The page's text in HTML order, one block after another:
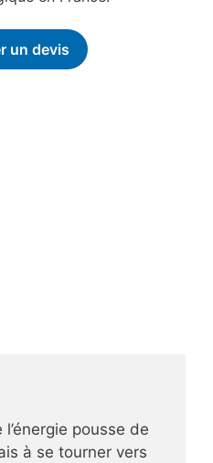
un devis
pousse de
à se tourner vers